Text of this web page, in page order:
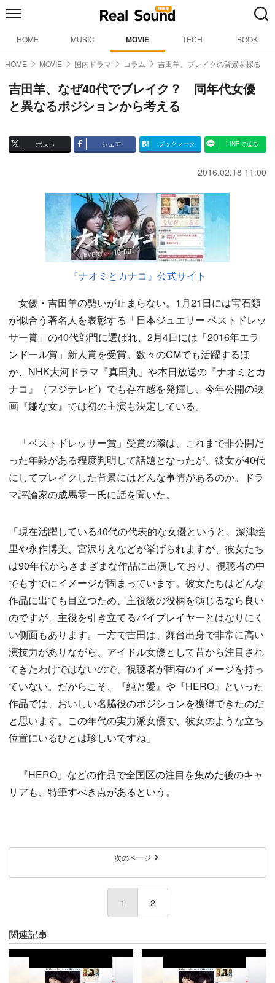
HOME MUSIC MOVIE TECH BOOK
HOME MOVIE 国内ドラマ コラム 吉田羊、ブレイクの背景を探る
吉田羊、なぜ40代でブレイク？ 同年代女優
と異なるポジションから考える
ポスト シェア ブックマーク LINEで送る
2016.02.18 11:00
『ナオミとカナコ』公式サイト
女優・吉田羊の勢いが止まらない。1月21日には宝石類
が似合う著名人を表彰する「日本ジュエリー ベストドレッ
サー賞」の40代部門に選ばれ、2月4日には「2016年エラ
ンドール賞」新人賞を受賞。数々のCMでも活躍するほ
か、NHK大河ドラマ『真田丸』や本日放送の『ナオミとカ
ナコ』（フジテレビ）でも存在感を発揮し、今年公開の映
画『嫌な女』では初の主演も決定している。
「ベストドレッサー賞」受賞の際は、これまで非公開だ
った年齢がある程度判明して話題となったが、彼女が40代
にしてブレイクした背景にはどんな事情があるのか。ドラ
マ評論家の成馬零一氏に話を聞いた。
「現在活躍している40代の代表的な女優というと、深津絵
里や永作博美、宮沢りえなどが挙げられますが、彼女たち
は90年代からさまざまな作品に出演しており、視聴者の中
でもすでにイメージが固まっています。彼女たちはどんな
作品に出ても目立つため、主役級の役柄を演じるなら良い
のですが、主役を引き立てるバイプレイヤーとはなりにく
い側面もあります。一方で吉田は、舞台出身で非常に高い
演技力がありながら、アイドル女優として昔から注目され
てきたわけではないので、視聴者が固有のイメージを持っ
ていない。だからこそ、『純と愛』や『HERO』といった
作品では、おいしい名脇役のポジションを獲得できたのだ
と思います。この年代の実力派女優で、彼女のような立ち
位置にいるひとは珍しいですね」
『HERO』などの作品で全国区の注目を集めた後のキャ
リアも、特筆すべき点があるという。
次のページ
1 (current)
2
関連記事